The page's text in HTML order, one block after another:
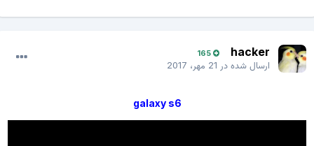
hacker
165
ارسال شده در21 مهر، 2017
galaxy s6